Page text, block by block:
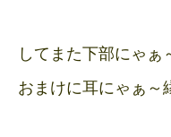
してまた下部にゃぁ
おまけに耳にゃぁ～